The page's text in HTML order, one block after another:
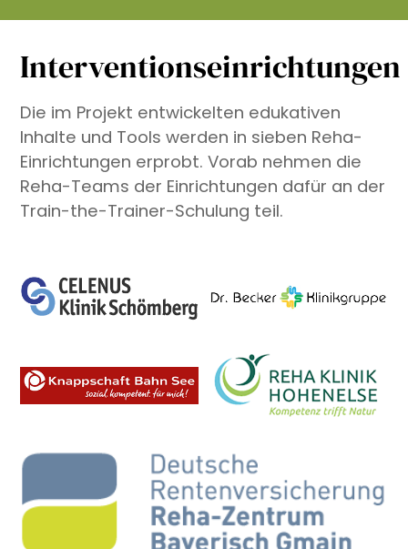
Interventionseinrichtungen
Die im Projekt entwickelten edukativen
Inhalte und Tools werden in sieben Reha-
Einrichtungen erprobt. Vorab nehmen die
Reha-Teams der Einrichtungen dafür an der
Train-the-Trainer-Schulung teil.